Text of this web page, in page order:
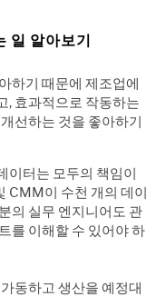
일 알아보기
하기 때문에 제조업에
, 효과적으로 작동하는
선하는 것을 좋아하기
이터는 모두의 책임이
CMM이 수천 개의 데이
의 실무 엔지니어도 관
를 이해할 수 있어야 하
동하고 생산을 예정대